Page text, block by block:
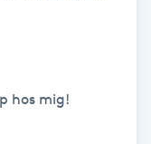
hos mig!